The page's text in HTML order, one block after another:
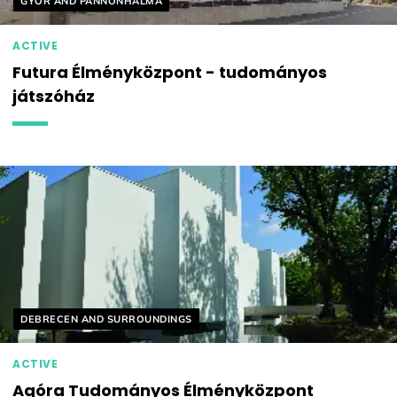
ACTIVE
Futura Élményközpont - tudományos
játszóház
Helyszín címkék:
DEBRECEN AND SURROUNDINGS
ACTIVE
Agóra Tudományos Élményközpont